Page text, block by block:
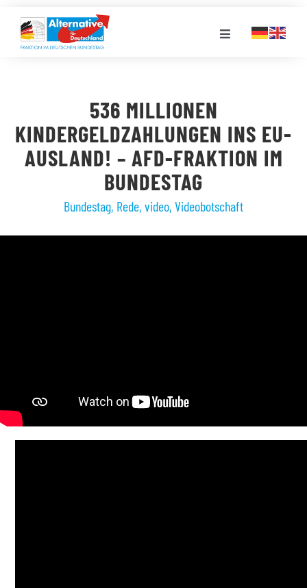
Inhalt
springen
Toggle
LANDESGRUPPEN
VERANSTALTUNGEN
536 MILLIONEN
KINDERGELDZAHLUNGEN INS EU-
AUSLAND! – AFD-FRAKTION IM
BUNDESTAG
Bundestag, Rede, video, Videobotschaft